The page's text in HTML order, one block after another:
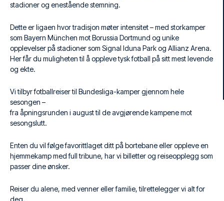
stadioner og enestående stemning.
Dette er ligaen hvor tradisjon møter intensitet – med storkamper
som Bayern München mot Borussia Dortmund og unike
opplevelser på stadioner som Signal Iduna Park og Allianz Arena.
Her får du muligheten til å oppleve tysk fotball på sitt mest levende
og ekte.
Vi tilbyr fotballreiser til Bundesliga-kamper gjennom hele
sesongen –
fra åpningsrunden i august til de avgjørende kampene mot
sesongslutt.
Enten du vil følge favorittlaget ditt på bortebane eller oppleve en
hjemmekamp med full tribune, har vi billetter og reiseopplegg som
passer dine ønsker.
Reiser du alene, med venner eller familie, tilrettelegger vi alt for
deg.